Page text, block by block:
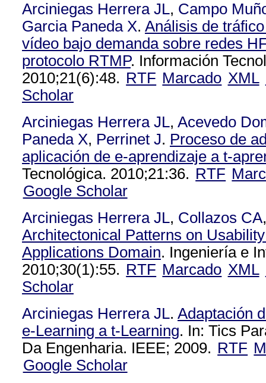
Arciniegas Herrera JL, Campo
Garcia Paneda X. Análisis de
vídeo bajo demanda sobre redes
protocolo RTMP. Información
2010;21(6):48. RTF Marcado XML
Scholar
Arciniegas Herrera JL, Acevedo
Paneda X, Perrinet J. Proceso de
aplicación de e-aprendizaje a t-
Tecnológica. 2010;21:36. RTF
Google Scholar
Arciniegas Herrera JL, Collazos CA
Architectonical Patterns on
Applications Domain. Ingeniería e
2010;30(1):55. RTF Marcado XML
Scholar
Arciniegas Herrera JL. Adaptación
e-Learning a t-Learning. In: Tics
Da Engenharia. IEEE; 2009. RTF
Google Scholar